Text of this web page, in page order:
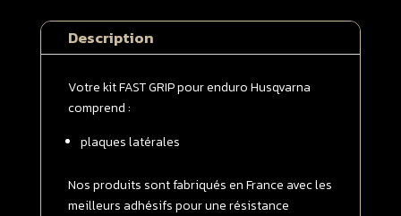
plaques
latérales
125
/
/
/
350
Description
Votre kit FAST GRIP pour enduro Husqvarna
comprend :
plaques latérales
Nos produits sont fabriqués en France avec les
meilleurs adhésifs pour une résistance